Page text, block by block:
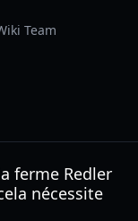
Team
ferme Redler
nécessite